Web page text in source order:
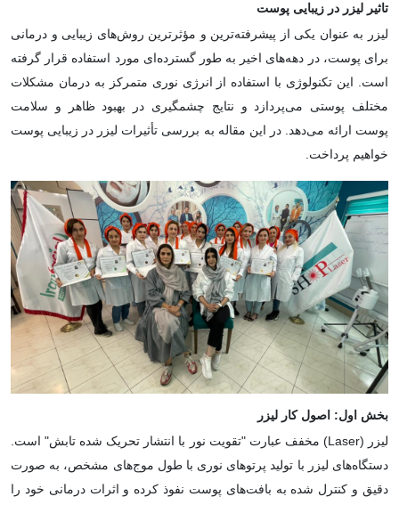
تاثیر لیزر در زیبایی پوست
لیزر به عنوان یکی از پیشرفته‌ترین و مؤثرترین روش‌های زیبایی و درمانی
برای پوست، در دهه‌های اخیر به طور گسترده‌ای مورد استفاده قرار گرفته
است. این تکنولوژی با استفاده از انرژی نوری متمرکز به درمان مشکلات
مختلف پوستی می‌پردازد و نتایج چشمگیری در بهبود ظاهر و سلامت
پوست ارائه می‌دهد. در این مقاله به بررسی تأثیرات لیزر در زیبایی پوست
خواهیم پرداخت.
بخش اول: اصول کار لیزر
لیزر (Laser) مخفف عبارت "تقویت نور با انتشار تحریک شده تابش" است.
دستگاه‌های لیزر با تولید پرتوهای نوری با طول موج‌های مشخص، به صورت
دقیق و کنترل شده به بافت‌های پوست نفوذ کرده و اثرات درمانی خود را